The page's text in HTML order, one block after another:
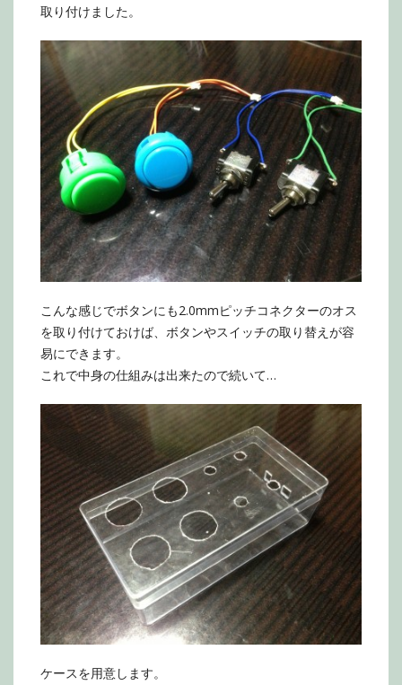
取り付けました。
こんな感じでボタンにも2.0mmピッチコネクターのオス
を取り付けておけば、ボタンやスイッチの取り替えが容
易にできます。
これで中身の仕組みは出来たので続いて…
ケースを用意します。